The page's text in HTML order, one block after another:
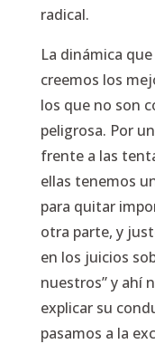
radical.
La dinámica
creemos los
los que no son
peligrosa. Por
frente a las
ellas tenemos
para quitar
otra parte, y
en los juicios
nuestros” y ahí
explicar su
pasamos a la